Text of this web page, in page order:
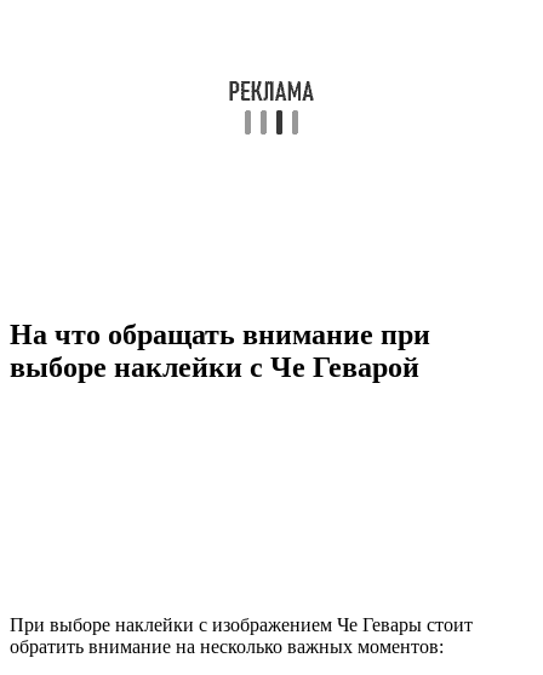
На что обращать внимание при
выборе наклейки с Че Геварой
При выборе наклейки с изображением Че Гевары стоит
обратить внимание на несколько важных моментов: